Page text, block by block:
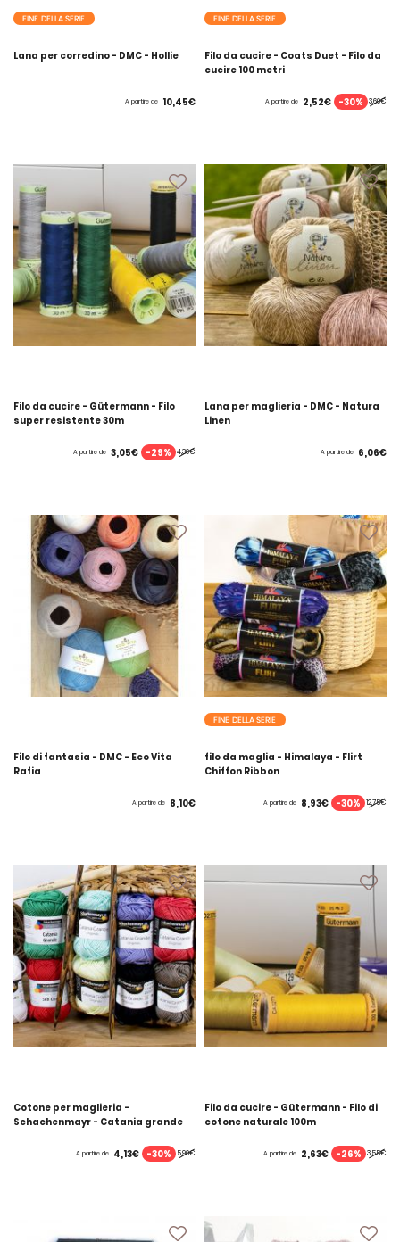
FINE DELLA SERIE
Lana per corredino - DMC - Hollie
A partire de 10,45€
FINE DELLA SERIE
Filo da cucire - Coats Duet - Filo da
cucire 100 metri
3,60€
A partire de 2,52€ -30%
Filo da cucire - Gütermann - Filo
super resistente 30m
4,30€
A partire de 3,05€ -29%
Lana per maglieria - DMC - Natura
Linen
A partire de 6,06€
Filo di fantasia - DMC - Eco Vita
Rafia
A partire de 8,10€
FINE DELLA SERIE
filo da maglia - Himalaya - Flirt
Chiffon Ribbon
12,75€
A partire de 8,93€ -30%
Cotone per maglieria -
Schachenmayr - Catania grande
5,90€
A partire de 4,13€ -30%
Filo da cucire - Gütermann - Filo di
cotone naturale 100m
3,55€
A partire de 2,63€ -26%